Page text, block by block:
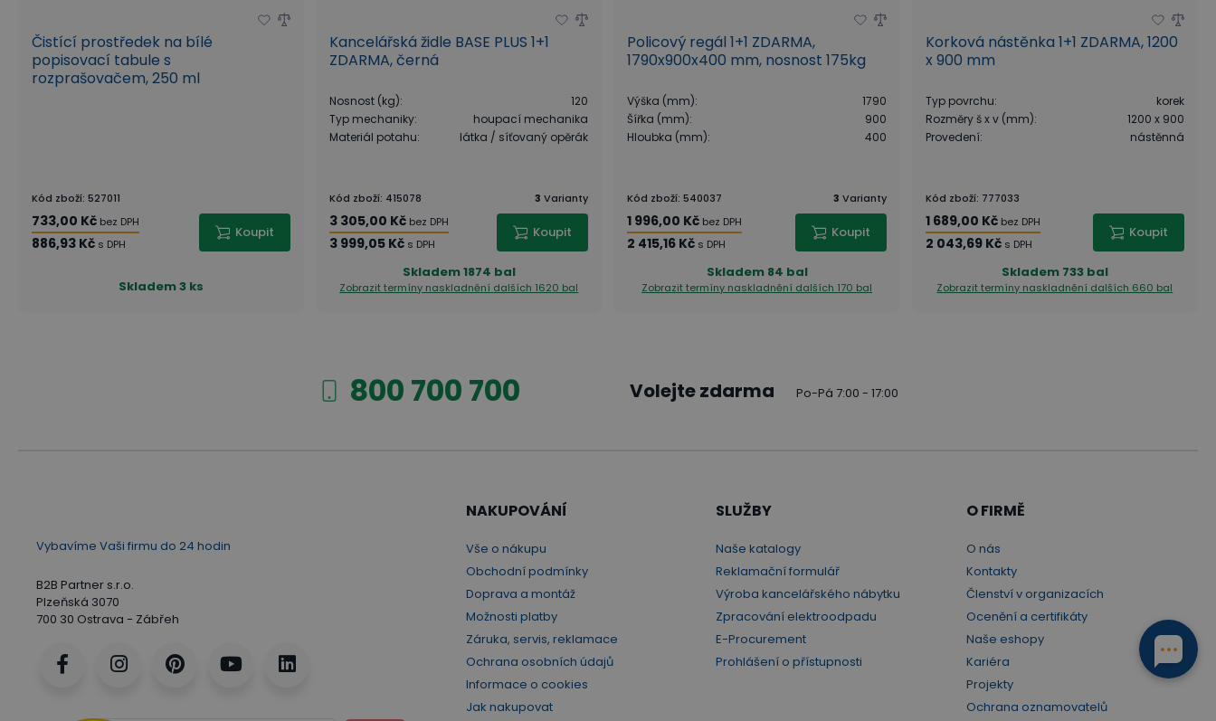
Čistící prostředek na bílé
popisovací tabule s
rozprašovačem, 250 ml
Kód zboží: 527011
733,00 Kč bez DPH
886,93 Kč s DPH
Koupit
Skladem3 ks
Kancelářská židle BASE PLUS 1+1
ZDARMA, černá
Nosnost (kg):
120
Typ mechaniky:
houpací mechanika
Materiál potahu: látka / síťovaný opěrák
Kód zboží: 415078 3 Varianty
3 305,00 Kč bez DPH
3 999,05 Kč s DPH
Koupit
Skladem1874 bal
Zobrazit termíny naskladnění dalších 1620 bal
Policový regál 1+1 ZDARMA,
1790x900x400 mm, nosnost 175kg
Výška (mm):
1790
Šířka (mm):
900
Hloubka (mm): 400
Kód zboží:540037 3 Varianty
1 996,00 Kč bez DPH
2 415,16 Kč s DPH
Koupit
Skladem 84 bal
Zobrazit termíny naskladnění dalších 170 bal
Korková nástěnka 1+1 ZDARMA, 1200
x 900 mm
Typ povrchu:
korek
Rozměry š x v (mm):
1200 x 900
Provedení: nástěnná
Kód zboží: 777033
1 689,00 Kč bez DPH
2 043,69 Kč s DPH
Koupit
Skladem 733 bal
Zobrazit termíny naskladnění dalších 660 bal
800 700 700 Volejte zdarma Po-Pá 7:00 - 17:00
Vybavíme Vaši firmu do 24 hodin
B2B Partner s.r.o.
Plzeňská 3070
700 30 Ostrava - Zábřeh
NAKUPOVÁNÍ
Vše o nákupu
Obchodní podmínky
Doprava a montáž
Možnosti platby
Záruka, servis, reklamace
Ochrana osobních údajů
Informace o cookies
Jak nakupovat
SLUŽBY
Naše katalogy
Reklamační formulář
Výroba kancelářského nábytku
Zpracování elektroodpadu
E-Procurement
Prohlášení o přístupnosti
O FIRMĚ
O nás
Kontakty
Členství v organizacích
Ocenění a certifikáty
Naše eshopy
Kariéra
Projekty
Ochrana oznamovatelů